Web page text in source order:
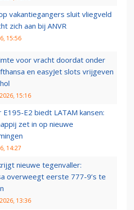
vakantiegangers sluit vliegveld
zich aan bij ANVR
15:56
voor vracht doordat onder
en easyJet slots vrijgeven
15:16
E195-E2 biedt LATAM kansen:
zet in op nieuwe
14:27
nieuwe tegenvaller:
overweegt eerste 777-9’s te
13:36